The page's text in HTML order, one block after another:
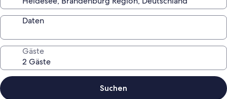
Daten
Gäste
Suchen